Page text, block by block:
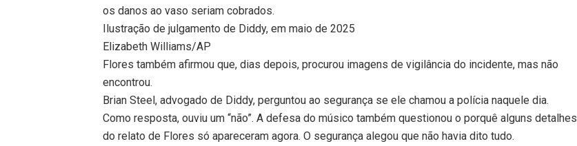
os danos ao vaso seriam cobrados.
Ilustração de julgamento de Diddy, em maio de 2025
Elizabeth Williams/AP
Flores também afirmou que, dias depois, procurou imagens de vigilância do incidente, mas não
encontrou.
Brian Steel, advogado de Diddy, perguntou ao segurança se ele chamou a polícia naquele dia.
Como resposta, ouviu um “não”. A defesa do músico também questionou o porquê alguns detalhes
do relato de Flores só apareceram agora. O segurança alegou que não havia dito tudo.